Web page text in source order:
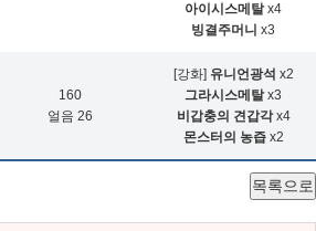
아이시스메탈x4
빙결주머니 x3
160
얼음 26
[강화] 유니언광석 x2
그라시스메탈x3
비갑충의 견갑각x4
몬스터의 농즙x2
목록으로